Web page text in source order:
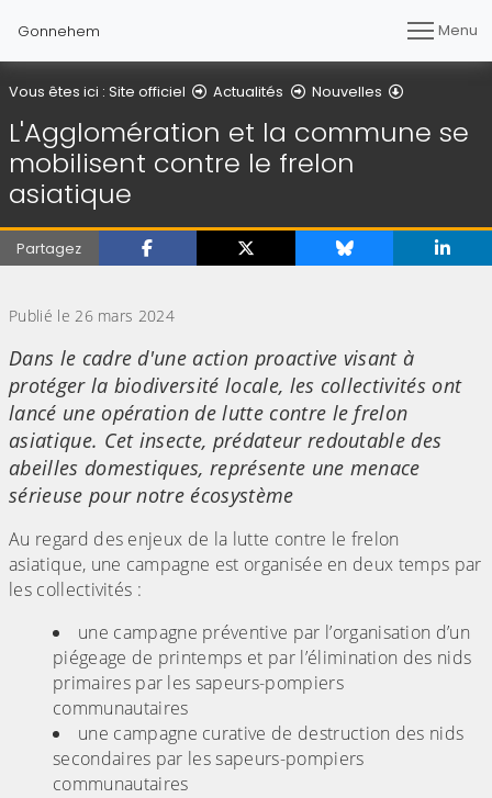
Gonnehem Menu
Vous êtes ici : Site officiel Actualités Nouvelles
L'Agglomération et la commune se
mobilisent contre le frelon
asiatique
Partagez
Publié le 26 mars 2024
Dans le cadre d'une action proactive visant à
protéger la biodiversité locale, les collectivités ont
lancé une opération de lutte contre le frelon
asiatique. Cet insecte, prédateur redoutable des
abeilles domestiques, représente une menace
sérieuse pour notre écosystème
Au regard des enjeux de la lutte contre le frelon
asiatique, une campagne est organisée en deux temps par
les collectivités :
une campagne préventive par l’organisation d’un
piégeage de printemps et par l’élimination des nids
primaires par les sapeurs-pompiers
communautaires
une campagne curative de destruction des nids
secondaires par les sapeurs-pompiers
communautaires